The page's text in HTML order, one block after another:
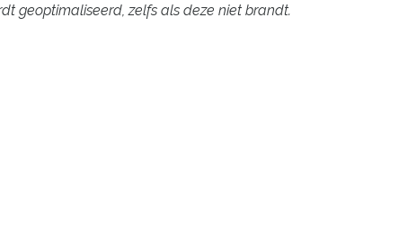
geoptimaliseerd, zelfs als deze niet brandt.